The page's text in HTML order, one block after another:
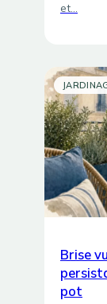
et…
Brise
pot